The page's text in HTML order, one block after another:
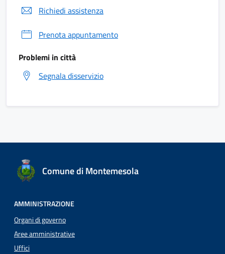
Richiedi assistenza
Prenota appuntamento
Problemi in città
Segnala disservizio
Comune di Montemesola
AMMINISTRAZIONE
Organi di governo
Aree amministrative
Uffici